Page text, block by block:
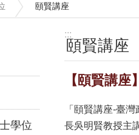
頤賢講座
學位
:::
頤賢講座
【頤賢講
「頤賢講座-臺
長吳明賢教授主